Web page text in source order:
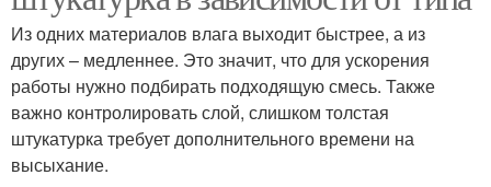
Из одних материалов влага выходит быстрее, а из
других – медленнее. Это значит, что для ускорения
работы нужно подбирать подходящую смесь. Также
важно контролировать слой, слишком толстая
штукатурка требует дополнительного времени на
высыхание.